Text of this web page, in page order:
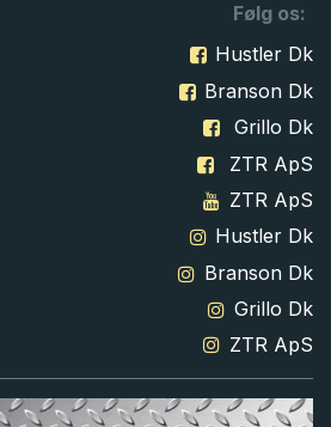
Følg os:
Hustler Dk
Branson Dk
Grillo Dk
ZTR ApS
ZTR ApS
Hustler Dk
Branson Dk
Grillo Dk
ZTR ApS